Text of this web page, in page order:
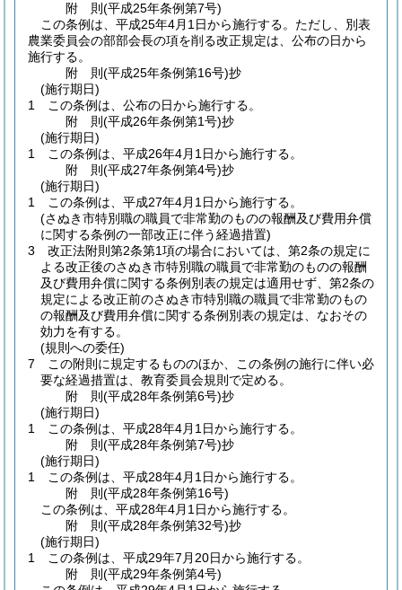
附 則(平成25年条例第7号)
この条例は、平成25年4月1日から施行する。 ただし、別表
農業委員会の部部会長の項を削る改正規定は、公布の日から
施行する。
附 則(平成25年条例第16号)抄
(施行期日)
1
この条例は、公布の日から施行する。
附 則(平成26年条例第1号)抄
(施行期日)
1
この条例は、平成26年4月1日から施行する。
附 則(平成27年条例第4号)抄
(施行期日)
1
この条例は、平成27年4月1日から施行する。
(さぬき市特別職の職員で非常勤のものの報酬及び費用弁償
に関する条例の一部改正に伴う経過措置)
3
改正法附則第2条第1項の場合においては、第2条の規定に
よる改正後のさぬき市特別職の職員で非常勤のものの報酬
及び費用弁償に関する条例別表の規定は適用せず、第2条の
規定による改正前のさぬき市特別職の職員で非常勤のもの
の報酬及び費用弁償に関する条例別表の規定は、なおその
効力を有する。
(規則への委任)
7
この附則に規定するもののほか、この条例の施行に伴い必
要な経過措置は、教育委員会規則で定める。
附 則(平成28年条例第6号)抄
(施行期日)
1
この条例は、平成28年4月1日から施行する。
附 則(平成28年条例第7号)抄
(施行期日)
1
この条例は、平成28年4月1日から施行する。
附 則(平成28年条例第16号)
この条例は、平成28年4月1日から施行する。
附 則(平成28年条例第32号)抄
(施行期日)
1
この条例は、平成29年7月20日から施行する。
附 則(平成29年条例第4号)